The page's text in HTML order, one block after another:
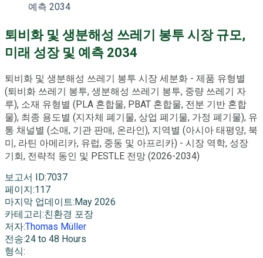
예측 2034
퇴비화 및 생분해성 쓰레기 봉투 시장 규모,
미래 성장 및 예측 2034
퇴비화 및 생분해성 쓰레기 봉투 시장 세분화 - 제품 유형별
(퇴비화 쓰레기 봉투, 생분해성 쓰레기 봉투, 중량 쓰레기 자
루), 소재 유형별 (PLA 혼합물, PBAT 혼합물, 전분 기반 혼합
물), 최종 용도별 (지자체 폐기물, 상업 폐기물, 가정 폐기물), 유
통 채널별 (소매, 기관 판매, 온라인), 지역별 (아시아 태평양, 북
미, 라틴 아메리카, 유럽, 중동 및 아프리카) - 시장 역학, 성장
기회, 전략적 동인 및 PESTLE 전망 (2026-2034)
보고서 ID:7037
페이지 :117
마지막 업데이트: May 2026
카테고리 :친환경 포장
저자:Thomas Müller
전송:24 to 48 Hours
형식: